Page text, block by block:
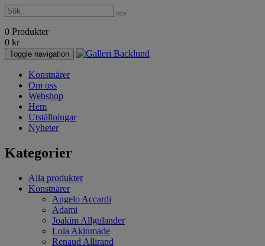
0 Produkter
0 kr
Toggle navigation
Konstnärer
Om oss
Webshop
Hem
Utställningar
Nyheter
Kategorier
Alla produkter
Konstnärer
Angelo Accardi
Adami
Joakim Allgulander
Lola Akinmade
Renaud Allirand